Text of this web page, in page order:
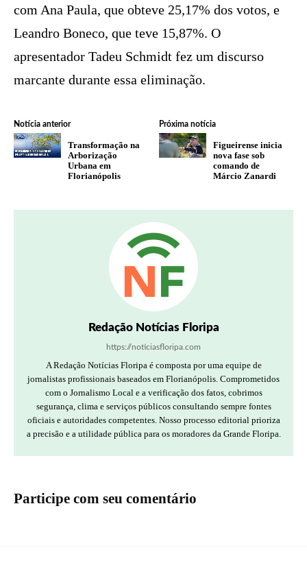
com Ana Paula, que obteve 25,17% dos votos, e
Leandro Boneco, que teve 15,87%. O
apresentador Tadeu Schmidt fez um discurso
marcante durante essa eliminação.
Notícia anterior
Transformação na
Arborização
Urbana em
Florianópolis
Próxima notícia
Figueirense inicia
nova fase sob
comando de
Márcio Zanardi
Redação Notícias Floripa
https://noticiasfloripa.com
A Redação Notícias Floripa é composta por uma equipe de
jornalistas profissionais baseados em Florianópolis. Comprometidos
com o Jornalismo Local e a verificação dos fatos, cobrimos
segurança, clima e serviços públicos consultando sempre fontes
oficiais e autoridades competentes. Nosso processo editorial prioriza
a precisão e a utilidade pública para os moradores da Grande Floripa.
Participe com seu comentário